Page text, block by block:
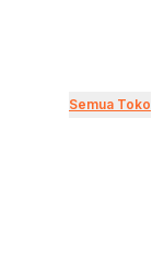
Semua Toko